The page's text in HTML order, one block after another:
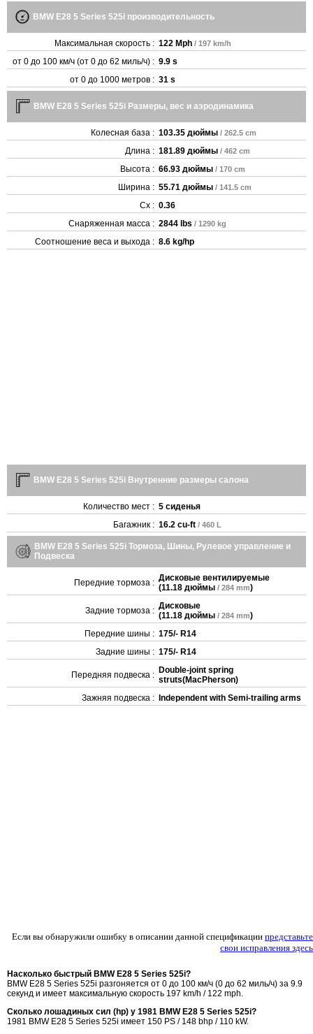
BMW E28 5 Series 525i производительность
Максимальная скорость : 122 Mph / 197 km/h
от 0 до 100 км/ч (от 0 до 62 миль/ч) : 9.9 s
от 0 до 1000 метров : 31 s
BMW E28 5 Series 525i Размеры, вес и аэродинамика
Колесная база : 103.35 дюймы / 262.5 cm
Длина : 181.89 дюймы / 462 cm
Высота : 66.93 дюймы / 170 cm
Ширина : 55.71 дюймы / 141.5 cm
Cx : 0.36
Снаряженная масса : 2844 lbs / 1290 kg
Соотношение веса и выхода : 8.6 kg/hp
BMW E28 5 Series 525i Внутренние размеры салона
Количество мест : 5 сиденья
Багажник : 16.2 cu-ft / 460 L
BMW E28 5 Series 525i Тормоза, Шины, Рулевое управление и
Подвеска
Передние тормоза : Дисковые вентилируемые
(11.18 дюймы / 284 mm)
Задние тормоза : Дисковые
(11.18 дюймы / 284 mm)
Передние шины : 175/- R14
Задние шины : 175/- R14
Передняя подвеска : Double-joint spring
struts(MacPherson)
Зажняя подвеска :
Independent with Semi-trailing arms
Если вы обнаружили ошибку в описании данной спецификации представьте
свои исправления здесь
Насколько быстрый BMW E28 5 Series 525i?
BMW E28 5 Series 525i разгоняется от 0 до 100 км/ч (0 до 62 миль/ч) за 9.9
секунд и имеет максимальную скорость 197 km/h / 122 mph.
Сколько лошадиных сил (hp) у 1981 BMW E28 5 Series 525i?
1981 BMW E28 5 Series 525i имеет 150 PS / 148 bhp / 110 kW.